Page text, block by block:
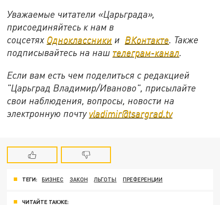
Уважаемые читатели «Царьграда»,
присоединяйтесь к нам в
соцсетях Одноклассники и ВКонтакте. Также
подписывайтесь на наш телеграм-канал.
Если вам есть чем поделиться с редакцией
"Царьград Владимир/Иваново", присылайте
свои наблюдения, вопросы, новости на
электронную почту vladimir@tsargrad.tv
ТЕГИ: БИЗНЕС ЗАКОН ЛЬГОТЫ ПРЕФЕРЕНЦИИ
ЧИТАЙТЕ ТАКЖЕ: